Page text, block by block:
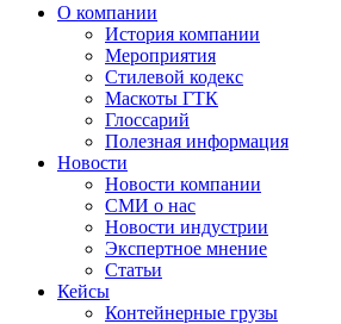
О компании
История компании
Мероприятия
Стилевой кодекс
Маскоты ГТК
Глоссарий
Полезная информация
Новости
Новости компании
СМИ о нас
Новости индустрии
Экспертное мнение
Статьи
Кейсы
Контейнерные грузы